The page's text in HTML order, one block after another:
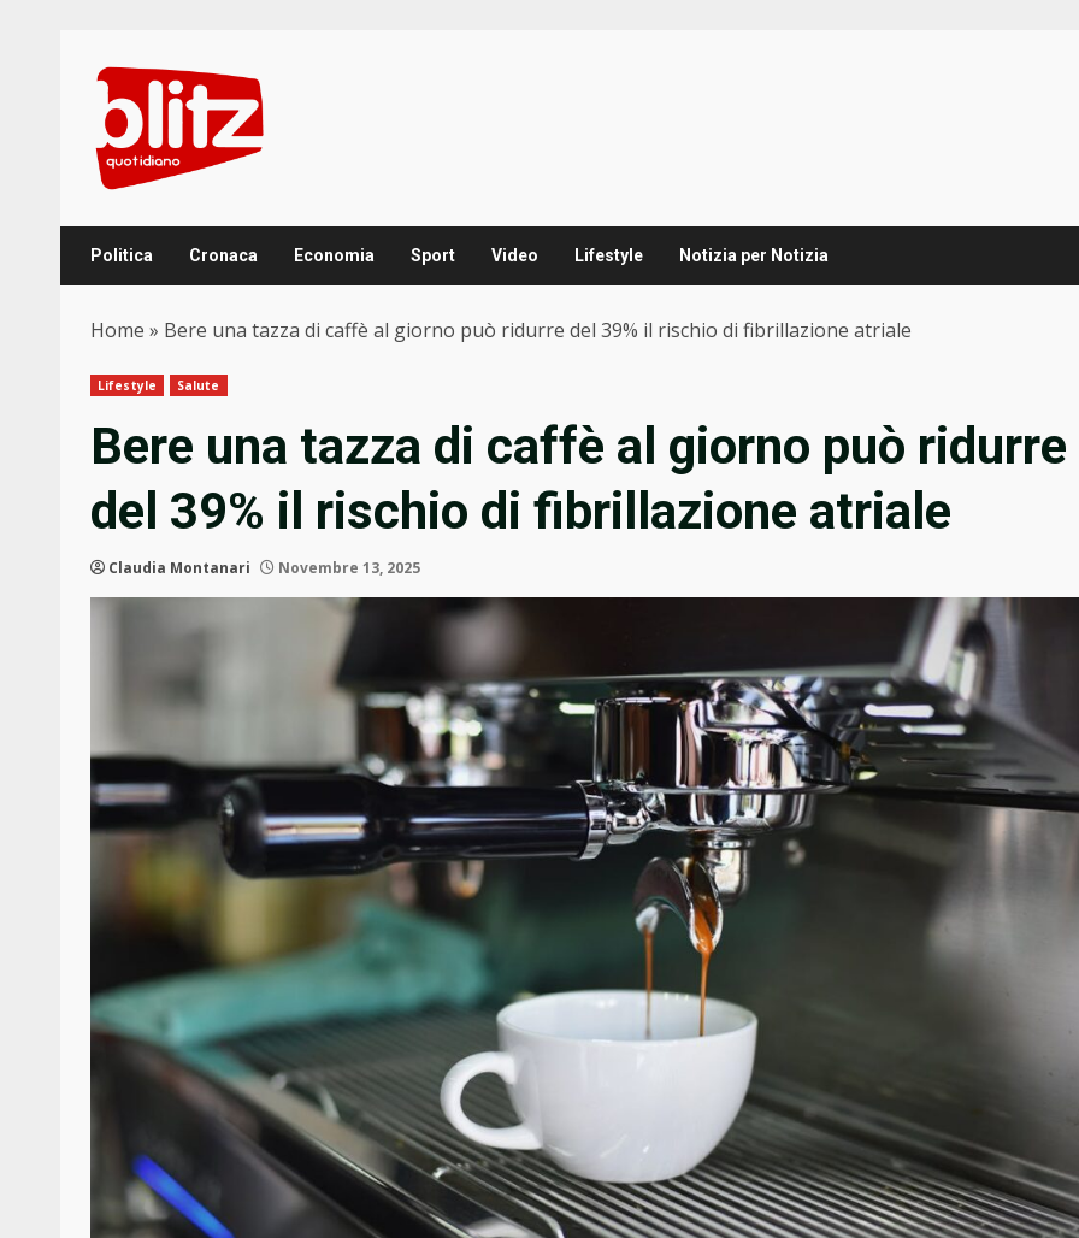
content
Politica Cronaca Economia Sport Video Lifestyle Notizia per Notizia
Home » Bere una tazza di caffè al giorno può ridurre del 39% il rischio di fibrillazione atriale
Lifestyle Salute
Bere una tazza di caffè al giorno può ridurre
del 39% il rischio di fibrillazione atriale
Claudia Montanari Novembre 13, 2025